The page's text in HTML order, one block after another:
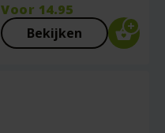
Voor 14.95
Bekijken